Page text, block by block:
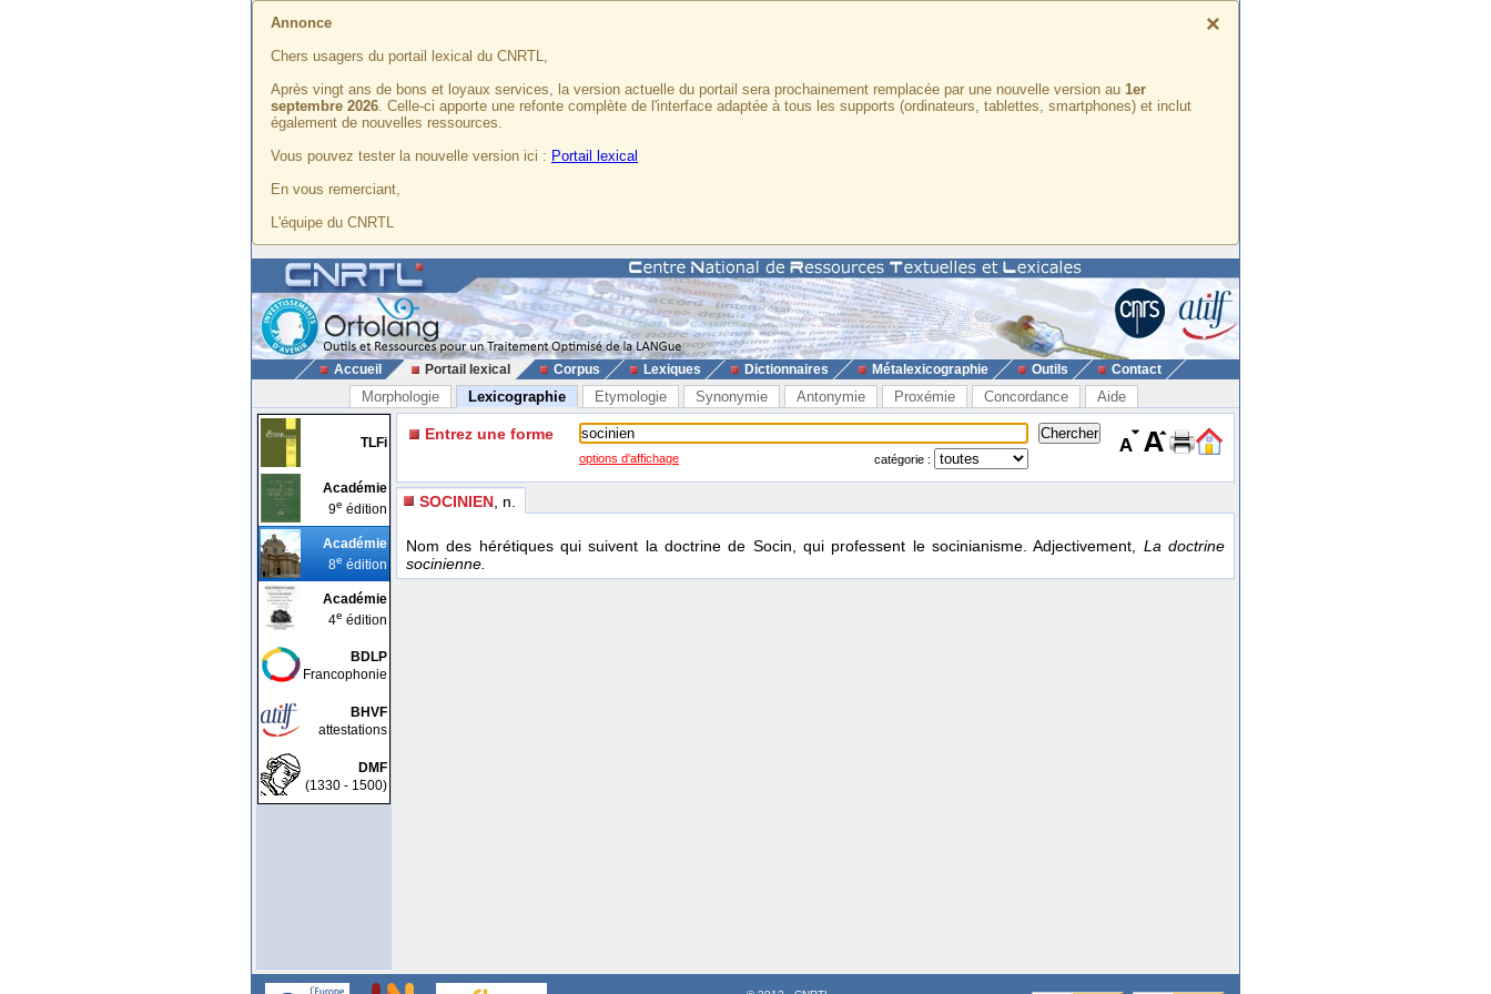
×
Annonce
Chers usagers du portail lexical du CNRTL,
Après vingt ans de bons et loyaux services, la version actuelle du portail sera prochainement remplacée par une nouvelle version au 1er
septembre 2026. Celle-ci apporte une refonte complète de l'interface adaptée à tous les supports (ordinateurs, tablettes, smartphones) et inclut
également de nouvelles ressources.
Vous pouvez tester la nouvelle version ici : Portail lexical
En vous remerciant,
L'équipe du CNRTL
Accueil Portail lexical Corpus Lexiques Dictionnaires Métalexicographie Outils Contact
Morphologie Lexicographie Etymologie Synonymie Antonymie Proxémie Concordance Aide
TLFi
Académie
9e édition
Académie
8e édition
Académie
4e édition
BDLP
Francophonie
BHVF
attestations
DMF
(1330 - 1500)
Entrez une forme
options d'affichage catégorie :
SOCINIEN , n.
Nom des hérétiques qui suivent la doctrine de Socin, qui professent le socinianisme. Adjectivement, La doctrine
socinienne.